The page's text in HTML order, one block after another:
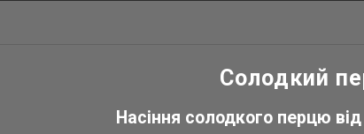
Солодкий
Насіння солодкого перцю